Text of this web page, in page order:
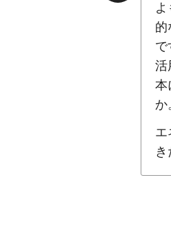
的
で
活
本
か
エ
き